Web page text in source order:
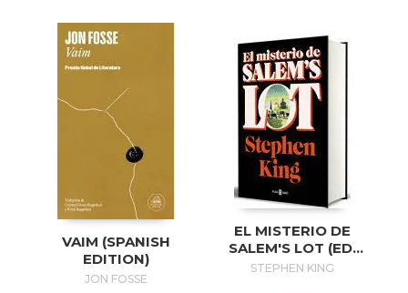
VAIM (SPANISH
EDITION)
JON FOSSE
EL MISTERIO DE
SALEM'S LOT (ED.
50 ANIVERSARIO) /
STEPHEN KING